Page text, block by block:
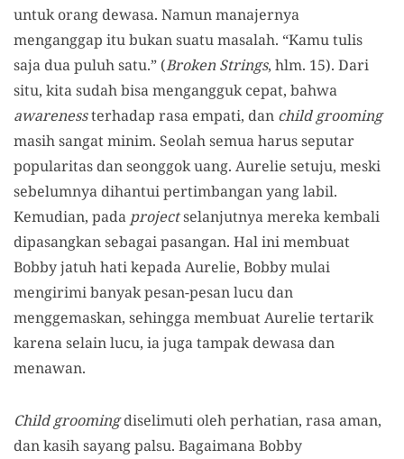
untuk orang dewasa. Namun manajernya
menganggap itu bukan suatu masalah. “Kamu tulis
saja dua puluh satu.” (Broken Strings, hlm. 15). Dari
situ, kita sudah bisa mengangguk cepat, bahwa
awarenessterhadap rasa empati, dan child grooming
masih sangat minim. Seolah semua harus seputar
popularitas dan seonggok uang. Aurelie setuju, meski
sebelumnya dihantui pertimbangan yang labil.
Kemudian, pada projectselanjutnya mereka kembali
dipasangkan sebagai pasangan. Hal ini membuat
Bobby jatuh hati kepada Aurelie, Bobby mulai
mengirimi banyak pesan-pesan lucu dan
menggemaskan, sehingga membuat Aurelie tertarik
karena selain lucu, ia juga tampak dewasa dan
menawan.
Child groomingdiselimuti oleh perhatian, rasa aman,
dan kasih sayang palsu. Bagaimana Bobby